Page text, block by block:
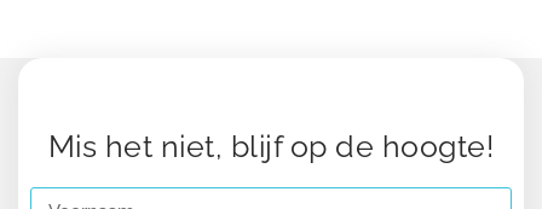
Mis het niet, blijf op de hoogte!